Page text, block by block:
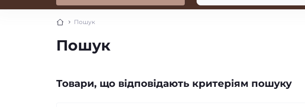
Пошук
Пошук
Товари, що відповідають критеріям пошуку